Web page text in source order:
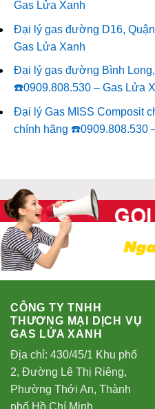
Gas Lửa Xanh
Đại lý gas đường D16,
Gas Lửa Xanh
Đại lý gas đường Bình
☎️0909.808.530 – Gas Lửa
Đại lý Gas MISS Composit
chính hãng ☎️0909.808.530
CÔNG TY TNHH
THƯƠNG MẠI DỊCH VỤ
GAS LỬA XANH
Địa chỉ: 430/45/1 Khu phố
2, Đường Lê Thị Riêng,
Phường Thới An, Thành
phố Hồ Chí Minh